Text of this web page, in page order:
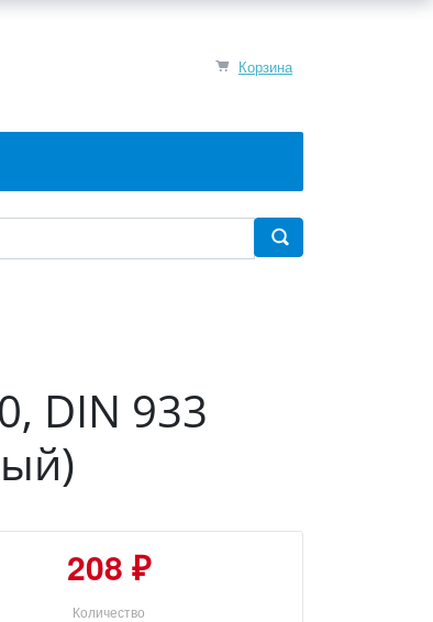
Корзина
DIN 933
208 ₽
Количество